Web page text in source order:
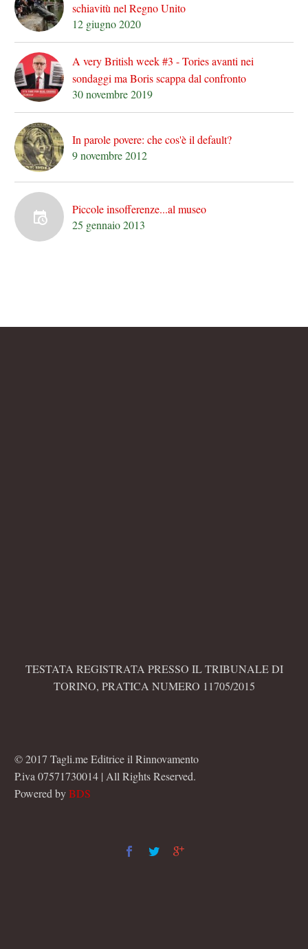
schiavitù nel Regno Unito
12 giugno 2020
A very British week #3 - Tories avanti nei
sondaggi ma Boris scappa dal confronto
30 novembre 2019
In parole povere: che cos'è il default?
9 novembre 2012
Piccole insofferenze...al museo
25 gennaio 2013
TESTATA REGISTRATA PRESSO IL TRIBUNALE DI
TORINO, PRATICA NUMERO 11705/2015
© 2017 Tagli.me Editrice il Rinnovamento
P.iva 07571730014 | All Rights Reserved.
Powered byBDS